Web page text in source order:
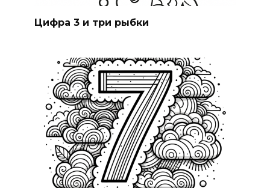
Цифра 3 и три рыбки